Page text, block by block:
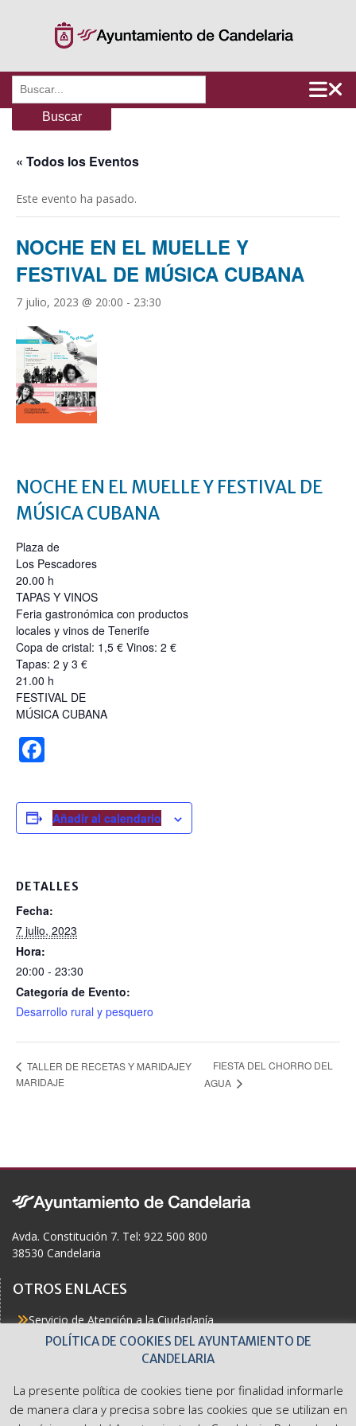
Buscar:
« Todos los Eventos
Este evento ha pasado.
NOCHE EN EL MUELLE Y
FESTIVAL DE MÚSICA CUBANA
7 julio, 2023 @ 20:00 - 23:30
NOCHE EN EL MUELLE Y FESTIVAL DE
MÚSICA CUBANA
Plaza de
Los Pescadores
20.00 h
TAPAS Y VINOS
Feria gastronómica con productos
locales y vinos de Tenerife
Copa de cristal: 1,5 € Vinos: 2 €
Tapas: 2 y 3 €
21.00 h
FESTIVAL DE
MÚSICA CUBANA
c
e
o
o
k
Añadir al calendario
DETALLES
Fecha:
7 julio, 2023
Hora:
20:00 - 23:30
Categoría de Evento:
Desarrollo rural y pesquero
TALLER DE RECETAS Y MARIDAJEY
MARIDAJE
FIESTA DEL CHORRO DEL
AGUA
Avda. Constitución 7. Tel: 922 500 800
38530 Candelaria
OTROS ENLACES
Servicio de Atención a la Ciudadanía
Actualidad
Buzón del Ciudadano
Accesibilidad
POLÍTICA DE COOKIES DEL AYUNTAMIENTO DE
CANDELARIA
La presente política de cookies tiene por finalidad informarle
de manera clara y precisa sobre las cookies que se utilizan en